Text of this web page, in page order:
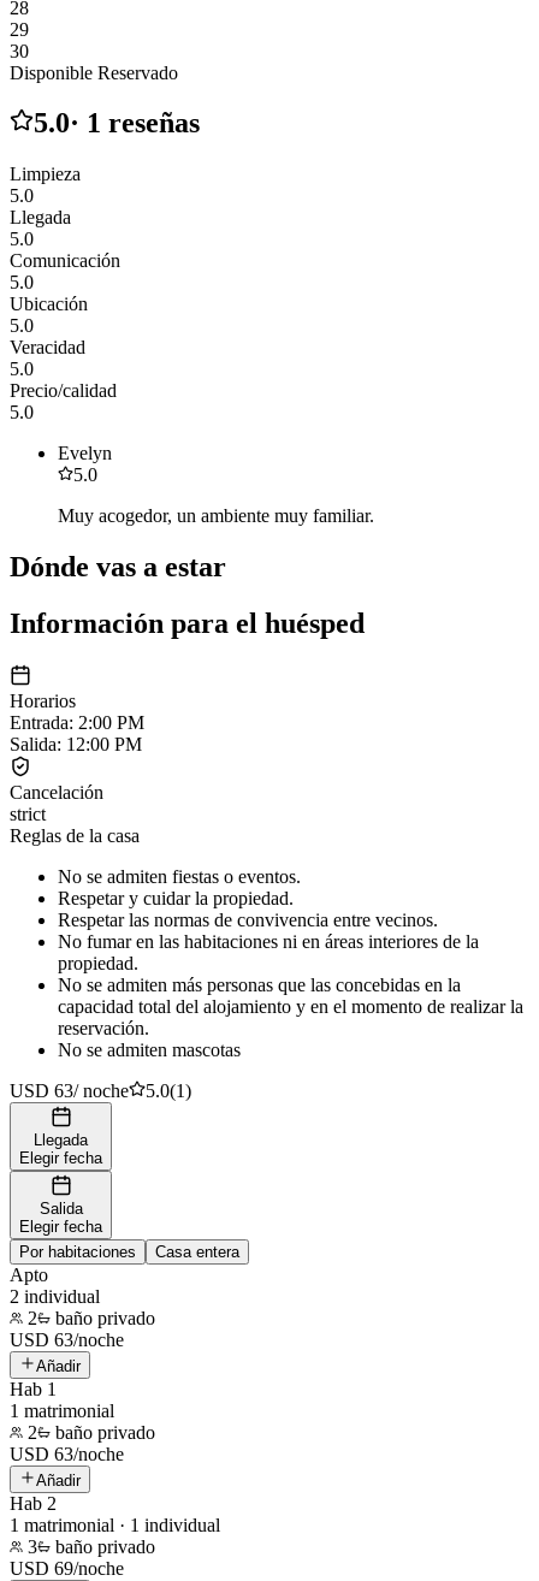
28
29
30
Disponible Reservado
5.0· 1 reseñas
Limpieza
5.0
Llegada
5.0
Comunicación
5.0
Ubicación
5.0
Veracidad
5.0
Precio/calidad
5.0
Evelyn
5.0
Muy acogedor, un ambiente muy familiar.
Dónde vas a estar
Información para el huésped
Horarios
Entrada: 2:00 PM
Salida: 12:00 PM
Cancelación
strict
Reglas de la casa
No se admiten fiestas o eventos.
Respetar y cuidar la propiedad.
Respetar las normas de convivencia entre vecinos.
No fumar en las habitaciones ni en áreas interiores de la
propiedad.
No se admiten más personas que las concebidas en la
capacidad total del alojamiento y en el momento de realizar la
reservación.
No se admiten mascotas
USD 63/noche 5.0(1)
Llegada
Elegir fecha
Salida
Elegir fecha
Por habitaciones
Casa entera
Apto
2 individual
2
baño privado
USD 63/noche
Añadir
Hab 1
1 matrimonial
2
baño privado
USD 63/noche
Añadir
Hab 2
1 matrimonial · 1 individual
3
baño privado
USD 69/noche